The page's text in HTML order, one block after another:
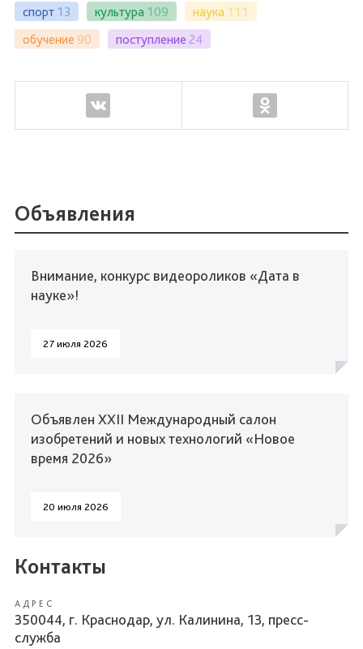
спорт 13 культура 109 наука 111
обучение 90 поступление 24
Объявления
Внимание, конкурс видеороликов «Дата в
науке»!
27 июля 2026
Объявлен XXII Международный салон
изобретений и новых технологий «Новое
время 2026»
20 июля 2026
Контакты
АДРЕС
350044, г. Краснодар, ул. Калинина, 13, пресс-
служба